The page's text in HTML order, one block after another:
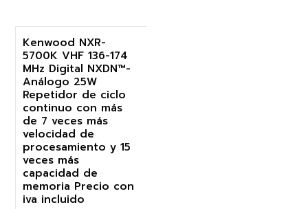
-19%
Kenwood NXR-
5700K VHF 136-174
MHz Digital NXDN™-
Análogo 25W
Repetidor de ciclo
continuo con más
de 7 veces más
velocidad de
procesamiento y 15
veces más
capacidad de
memoria Precio con
iva incluido